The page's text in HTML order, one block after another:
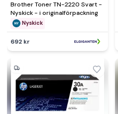
Brother Toner TN-2220 Svart -
Nyskick - i originalförpackning
Nyskick
692 kr